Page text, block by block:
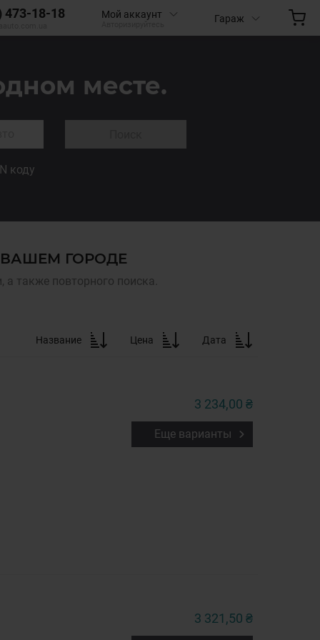
473-18-18 Мой аккаунт Гараж
месте.
коду
ГОРОДЕ
также повторного поиска.
Название Цена Дата
3 234,00 ₴
Еще варианты
3 321,50 ₴